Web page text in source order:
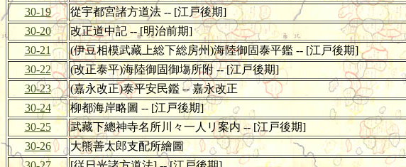
30-19
從宇都宮諸方道法 -- [江戸後期]
30-20
改正道中記 -- [明治前期]
30-21
(伊豆相模武藏上総下総房州)海陸御固泰平鑑 -- [江戸後期]
30-22
(改正泰平)海陸御固御塲所附 -- [江戸後期]
30-23
(嘉永改正)泰平安民鑑 -- 嘉永改正
30-24
柳都海岸略圖 -- [江戸後期]
30-25
武藏下總神寺名所川々一人リ案内 -- [江戸後期]
30-26
大熊善太郎支配所繪圖